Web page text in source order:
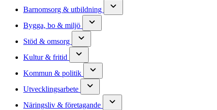
Barnomsorg & utbildning
Bygga, bo & miljö
Stöd & omsorg
Kultur & fritid
Kommun & politik
Utvecklingsarbete
Näringsliv & företagande